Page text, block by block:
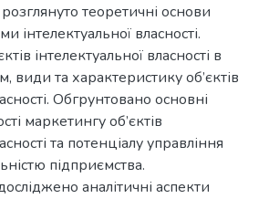
теоретичні основи
інтелектуальної власності.
інтелектуальної власності в
види та характеристику об’єктів
Обгрунтовано основні
маркетингу об’єктів
та потенціалу управління
підприємства.
аналітичні аспекти